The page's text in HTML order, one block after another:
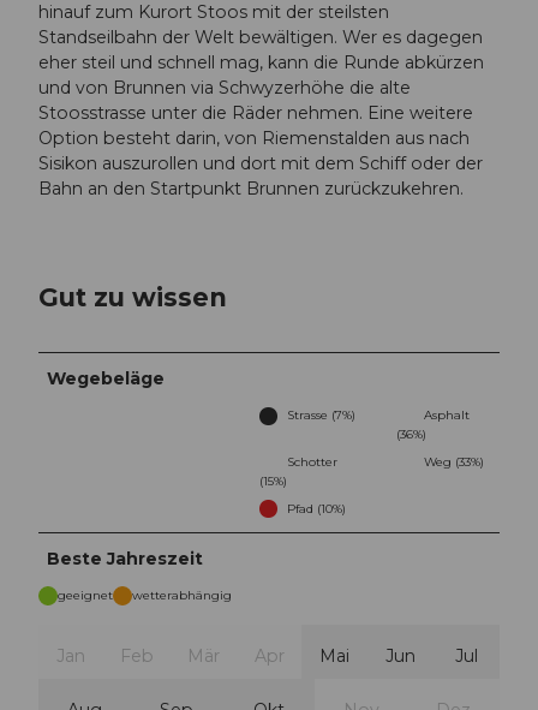
hinauf zum Kurort Stoos mit der steilsten
Standseilbahn der Welt bewältigen. Wer es dagegen
eher steil und schnell mag, kann die Runde abkürzen
und von Brunnen via Schwyzerhöhe die alte
Stoosstrasse unter die Räder nehmen. Eine weitere
Option besteht darin, von Riemenstalden aus nach
Sisikon auszurollen und dort mit dem Schiff oder der
Bahn an den Startpunkt Brunnen zurückzukehren.
Gut zu wissen
Wegebeläge
Strasse (7%)
Asphalt
(36%)
Schotter
(15%)
Weg (33%)
Pfad (10%)
Beste Jahreszeit
geeignet wetterabhängig
Jan Feb Mär Apr Mai Jun Jul